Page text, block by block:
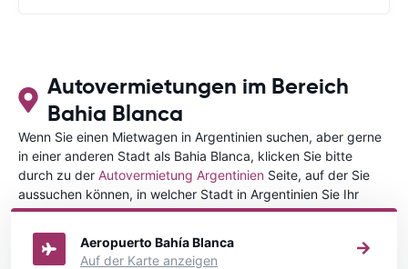
Autovermietungen im Bereich
Bahia Blanca
Wenn Sie einen Mietwagen in Argentinien suchen, aber gerne
in einer anderen Stadt als Bahia Blanca, klicken Sie bitte
durch zu der Autovermietung Argentinien Seite, auf der Sie
aussuchen können, in welcher Stadt in Argentinien Sie Ihr
Fahrzeug mieten wollen.
Aeropuerto Bahía Blanca
Auf der Karte anzeigen